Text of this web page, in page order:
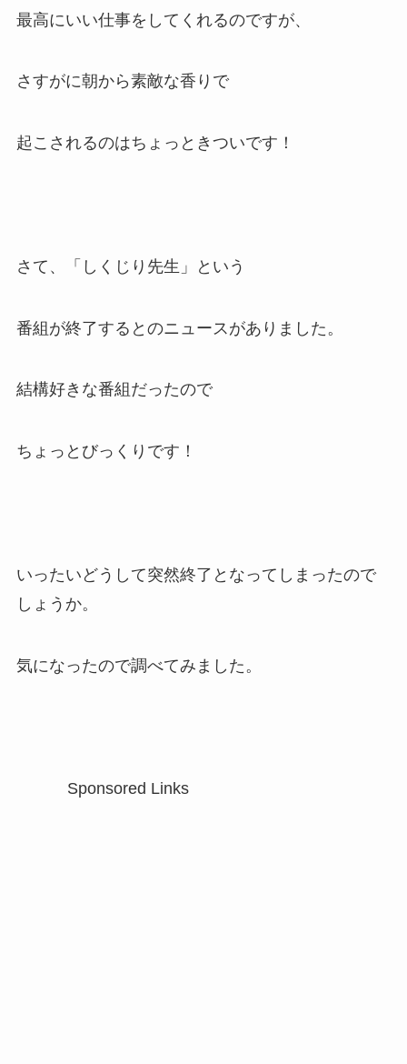
最高にいい仕事をしてくれるのですが、
さすがに朝から素敵な香りで
起こされるのはちょっときついです！
さて、「しくじり先生」という
番組が終了するとのニュースがありました。
結構好きな番組だったので
ちょっとびっくりです！
いったいどうして突然終了となってしまったので
しょうか。
気になったので調べてみました。
Sponsored Links